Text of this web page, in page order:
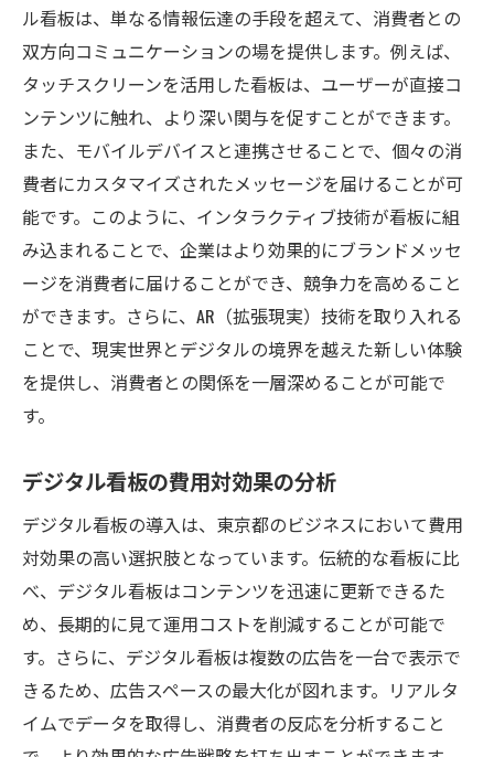
ル看板は、単なる情報伝達の手段を超えて、消費者との
双方向コミュニケーションの場を提供します。例えば、
タッチスクリーンを活用した看板は、ユーザーが直接コ
ンテンツに触れ、より深い関与を促すことができます。
また、モバイルデバイスと連携させることで、個々の消
費者にカスタマイズされたメッセージを届けることが可
能です。このように、インタラクティブ技術が看板に組
み込まれることで、企業はより効果的にブランドメッセ
ージを消費者に届けることができ、競争力を高めること
ができます。さらに、AR（拡張現実）技術を取り入れる
ことで、現実世界とデジタルの境界を越えた新しい体験
を提供し、消費者との関係を一層深めることが可能で
す。
デジタル看板の費用対効果の分析
デジタル看板の導入は、東京都のビジネスにおいて費用
対効果の高い選択肢となっています。伝統的な看板に比
べ、デジタル看板はコンテンツを迅速に更新できるた
め、長期的に見て運用コストを削減することが可能で
す。さらに、デジタル看板は複数の広告を一台で表示で
きるため、広告スペースの最大化が図れます。リアルタ
イムでデータを取得し、消費者の反応を分析すること